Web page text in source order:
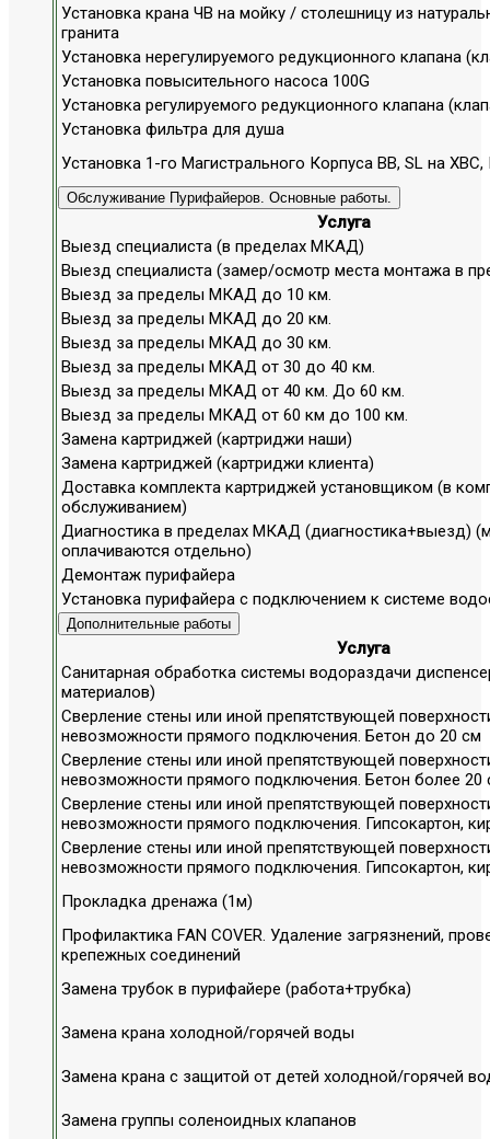
Установка крана ЧВ на мойку / столешницу из
гранита
Установка нерегулируемого редукционного клапана
Установка повысительного насоса 100G
Установка регулируемого редукционного клапана
Установка фильтра для душа
Установка 1-го Магистрального Корпуса ВВ, SL на
Обслуживание Пурифайеров. Основные работы.
Услуга
Выезд специалиста (в пределах МКАД)
Выезд специалиста (замер/осмотр места монтажа в
Выезд за пределы МКАД до 10 км.
Выезд за пределы МКАД до 20 км.
Выезд за пределы МКАД до 30 км.
Выезд за пределы МКАД от 30 до 40 км.
Выезд за пределы МКАД от 40 км. До 60 км.
Выезд за пределы МКАД от 60 км до 100 км.
Замена картриджей (картриджи наши)
Замена картриджей (картриджи клиента)
Доставка комплекта картриджей установщиком (в
обслуживанием)
Диагностика в пределах МКАД (диагностика+выезд)
оплачиваются отдельно)
Демонтаж пурифайера
Установка пурифайера с подключением к системе
Дополнительные работы
Услуга
Санитарная обработка системы водораздачи
материалов)
Сверление стены или иной препятствующей
невозможности прямого подключения. Бетон до 20 см
Сверление стены или иной препятствующей
невозможности прямого подключения. Бетон более 20
Сверление стены или иной препятствующей
невозможности прямого подключения. Гипсокартон,
Сверление стены или иной препятствующей
невозможности прямого подключения. Гипсокартон,
Прокладка дренажа (1м)
Профилактика FAN COVER. Удаление загрязнений,
крепежных соединений
Замена трубок в пурифайере (работа+трубка)
Замена крана холодной/горячей воды
Замена крана с защитой от детей холодной/горячей
Замена группы соленоидных клапанов